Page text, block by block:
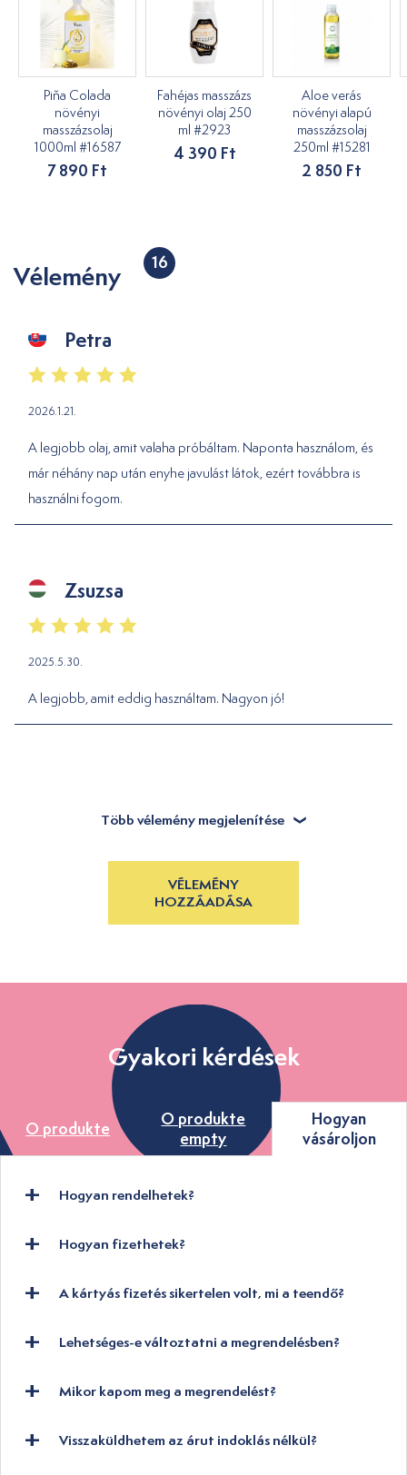
Piňa Colada
növényi
masszázsolaj
1000ml #16587
7 890 Ft
Fahéjas masszázs
növényi olaj 250
ml #2923
4 390 Ft
Aloe verás
növényi alapú
masszázsolaj
250ml #15281
2 850 Ft
Vélemény 16
Petra
2026.1.21.
A legjobb olaj, amit valaha próbáltam. Naponta használom, és
már néhány nap után enyhe javulást látok, ezért továbbra is
használni fogom.
Zsuzsa
2025.5.30.
A legjobb, amit eddig használtam. Nagyon jó!
Több vélemény megjelenítése
VÉLEMÉNY
HOZZÁADÁSA
Gyakori kérdések
O produkte
O produkte
empty
Hogyan
vásároljon
Hogyan rendelhetek?
Hogyan fizethetek?
A kártyás fizetés sikertelen volt, mi a teendő?
Lehetséges-e változtatni a megrendelésben?
Mikor kapom meg a megrendelést?
Visszaküldhetem az árut indoklás nélkül?